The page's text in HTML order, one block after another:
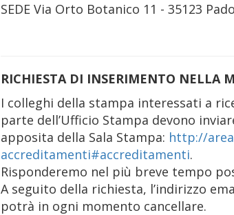
SEDE Via Orto Botanico 11 - 35123
RICHIESTA DI INSERIMENTO NELLA
I colleghi della stampa interessati a
parte dell’Ufficio Stampa devono
apposita della Sala Stampa: http://
accreditamenti#accreditamenti.
Risponderemo nel più breve tempo
A seguito della richiesta, l’indirizzo
potrà in ogni momento cancellare.